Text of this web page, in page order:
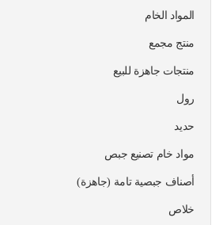
المواد الخام
منتج مجمع
منتجات جاهزة للبيع
رول
حديد
مواد خام تصنيع جبص
أصناف جبصية تامة (جاهزة)
خلاص